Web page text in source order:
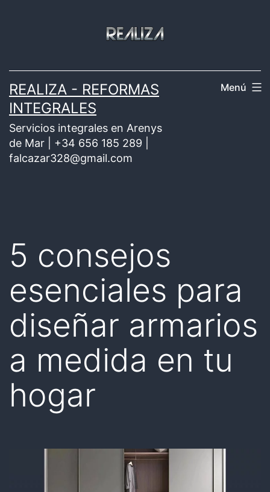
REALIZA - REFORMAS
INTEGRALES
Servicios integrales en Arenys
de Mar | +34 656 185 289 |
falcazar328@gmail.com
Menú
5 consejos
esenciales para
diseñar armarios
a medida en tu
hogar